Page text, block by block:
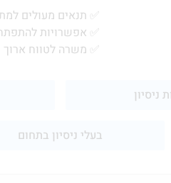
✅ תנאים מעולים
✅ אפשרויות
✅ משרה לטווח ארוך
בעלי ניסיון בתחום